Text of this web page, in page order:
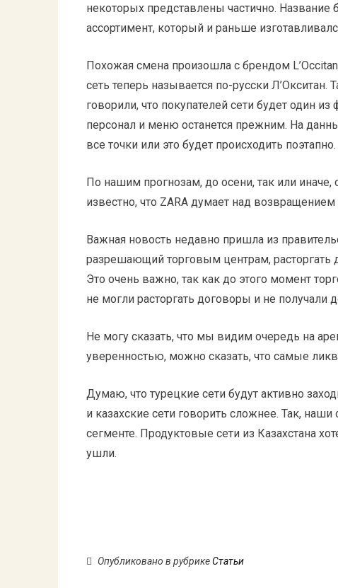
некоторых представлены частично.
ассортимент, который и раньше
Похожая смена произошла с брендом
сеть теперь называется по-русски
говорили, что покупателей сети будет один
персонал и меню останется прежним. На
все точки или это будет происходить поэтапно.
По нашим прогнозам, до осени, так или
известно, что ZARA думает над
Важная новость недавно пришла из
разрешающий торговым центрам,
Это очень важно, так как до этого момент
не могли расторгать договоры и не получали
Не могу сказать, что мы видим очередь на
уверенностью, можно сказать, что самые
Думаю, что турецкие сети будут активно
и казахские сети говорить сложнее. Так,
сегменте. Продуктовые сети из Казахстана
ушли.
Опубликовано в рубрикеСтатьи